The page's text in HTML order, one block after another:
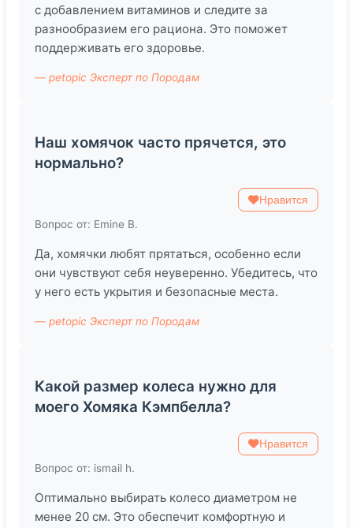
с добавлением витаминов и следите за
разнообразием его рациона. Это поможет
поддерживать его здоровье.
— petopic Эксперт по Породам
Наш хомячок часто прячется, это
нормально?
Нравится
Вопрос от: Emine B.
Да, хомячки любят прятаться, особенно если
они чувствуют себя неуверенно. Убедитесь, что
у него есть укрытия и безопасные места.
— petopic Эксперт по Породам
Какой размер колеса нужно для
моего Хомяка Кэмпбелла?
Нравится
Вопрос от: ismail h.
Оптимально выбирать колесо диаметром не
менее 20 см. Это обеспечит комфортную и